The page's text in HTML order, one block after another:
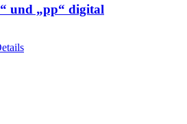
und „pp“ digital